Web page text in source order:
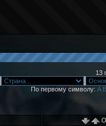
13
По первому символу: A B